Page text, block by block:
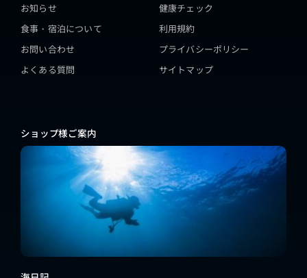
お知らせ
食事・宿泊について
お問い合わせ
よくある質問
健康チェック
利用規約
プライバシーポリシー
サイトマップ
ショップ様ご案内